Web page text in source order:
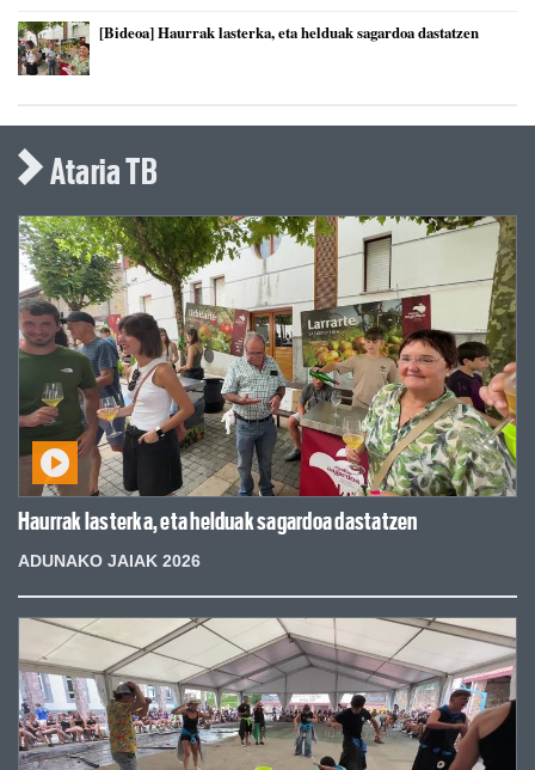
[Bideoa] Haurrak lasterka, eta helduak sagardoa dastatzen
Ataria TB
Haurrak lasterka, eta helduak sagardoa dastatzen
ADUNAKO JAIAK 2026